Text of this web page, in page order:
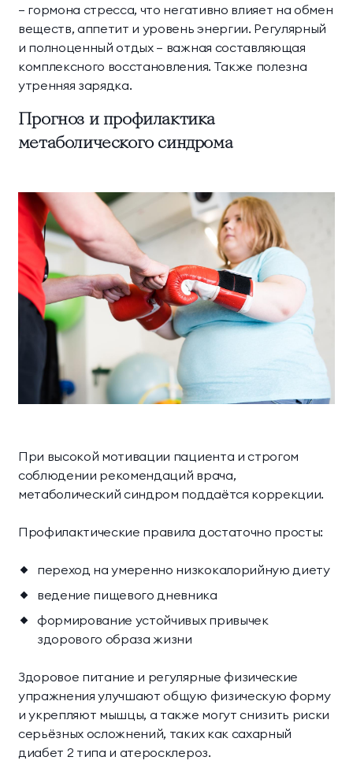
— гормона стресса, что негативно влияет на обмен
веществ, аппетит и уровень энергии. Регулярный
и полноценный отдых — важная составляющая
комплексного восстановления. Также полезна
утренняя зарядка.
Прогноз и профилактика
метаболического синдрома
При высокой мотивации пациента и строгом
соблюдении рекомендаций врача,
метаболический синдром поддаётся коррекции.
Профилактические правила достаточно просты:
переход на умеренно низкокалорийную диету
ведение пищевого дневника
формирование устойчивых привычек
здорового образа жизни
Здоровое питание и регулярные физические
упражнения улучшают общую физическую форму
и укрепляют мышцы, а также могут снизить риски
серьёзных осложнений, таких как сахарный
диабет 2 типа и атеросклероз.